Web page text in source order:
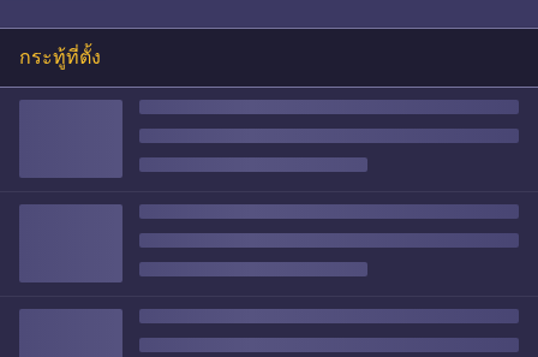
กระทู้ที่ตั้ง